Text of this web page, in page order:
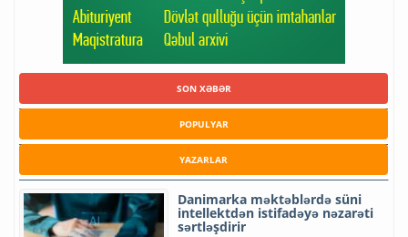
SON XƏBƏR
POPULYAR
YAZARLAR
Danimarka məktəblərdə süni
intellektdən istifadəyə nəzarəti
sərtləşdirir